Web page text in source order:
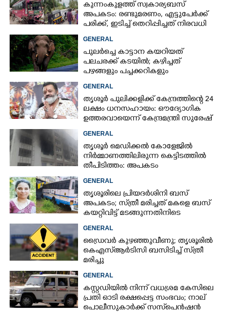
കുന്നംകുളത്ത് സ്വകാര്യബസ്
അപകടം: രണ്ടുമരണം, എട്ടുപേർക്ക്
പരിക്ക്, ഇടിച്ച് തെറിപ്പിച്ചത് നിരവധി
വാഹനങ്ങളെ
GENERAL
പുലർച്ചെ കാട്ടാന കയറിയത്
പലചരക്ക് കടയിൽ; കഴിച്ചത്
പഴങ്ങളും പച്ചക്കറികളും
GENERAL
തൃശൂർ പുലിക്കളിക്ക് കേന്ദ്രത്തിന്റെ 24
ലക്ഷം ധനസഹായം: ഔദ്യോഗിക
ഉത്തരവായെന്ന് കേന്ദ്രമന്ത്രി സുരേഷ്
ഗോപി
GENERAL
തൃശൂർ മെഡിക്കൽ കോളേജിൽ
നിർമ്മാണത്തിലിരുന്ന കെട്ടിടത്തിൽ
തീപിടിത്തം: അപകടം
മൂന്നാംനിലയിൽ
GENERAL
തൃശൂരിലെ പ്രിയദർശിനി ബസ്
അപകടം; സ്‌ത്രീ മരിച്ചത് മകളെ ബസ്
കയറ്റിവിട്ട് മടങ്ങുന്നതിനിടെ
GENERAL
ഡ്രൈവർ കുഴഞ്ഞുവീണു; തൃശൂരിൽ
കെഎസ്‌ആർടിസി ബസിടിച്ച് സ്‌ത്രീ
മരിച്ചു
GENERAL
കസ്റ്റഡിയിൽ നിന്ന് വധശ്രമ കേസിലെ
പ്രതി ഓടി രക്ഷപ്പെട്ട സംഭവം; നാല്
പൊലീസുകാർക്ക് സസ്‌പെൻഷൻ